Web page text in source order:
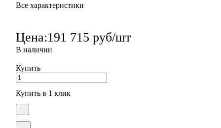
Все характеристики
Цена:191 715 руб/шт
В наличии
Купить
Купить в 1 клик